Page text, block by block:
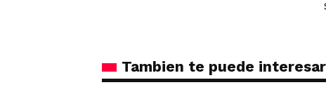
Tambien te puede interesar